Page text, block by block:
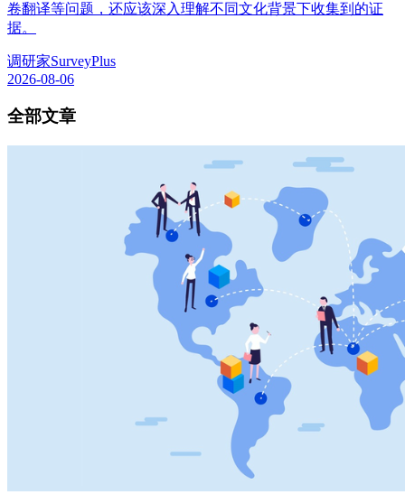
卷翻译等问题，还应该深入理解不同文化背景下收集到的证
据。
调研家SurveyPlus
2026-08-06
全部文章